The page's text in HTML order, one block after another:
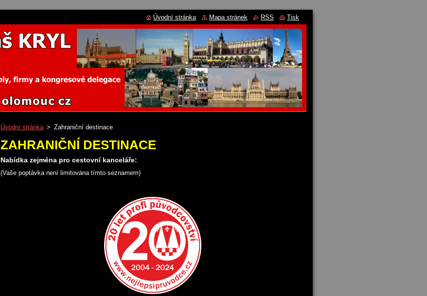
Úvodní stránka > Zahraniční destinace
ZAHRANIČNÍ DESTINACE
Nabídka zejména pro cestovní kanceláře:
(Vaše poptávka není limitována tímto seznamem)
Úvodní stránka Mapa stránek RSS Tisk